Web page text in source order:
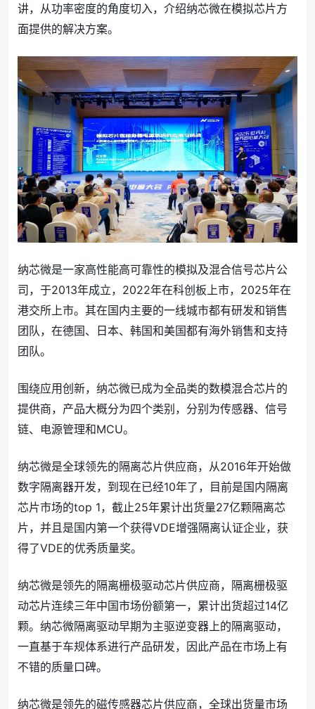
讲，从功率密度的角度切入，介绍纳芯微在模拟芯片方
面提供的解决方案。
纳芯微是一家高性能高可靠性的模拟及混合信号芯片公
司，于2013年成立，2022年在科创板上市，2025年在
港交所上市。其在国内主要的一线城市都有研发和销售
团队，在德国、日本、韩国和美国都有海外销售和支持
团队。
围绕应用创新，纳芯微已成为全品类的数模混合芯片的
提供商，产品大概分为四个类别，分别为传感器、信号
链、电源管理和MCU。
纳芯微是全球领先的隔离芯片供应商，从2016年开始做
数字隔离器开发，到现在已经10年了，目前是国内隔离
芯片市场的top 1，截止25年累计出货量27亿颗隔离芯
片，并且是国内第一个获得VDE增强隔离认证企业，获
得了VDE的优秀质量奖。
纳芯微是领先的隔离栅极驱动芯片供应商，隔离栅极驱
动芯片连续三年中国市场份额第一，累计出货超过14亿
颗。纳芯微隔离驱动早期为主驱逆变器上的隔离驱动，
一直基于车规体系进行产品研发，因此产品在市场上有
不错的质量口碑。
纳芯微是领先的磁传感器芯片供应商，全球出货量市场